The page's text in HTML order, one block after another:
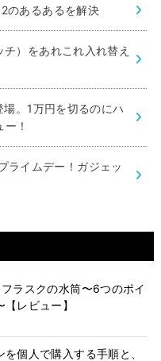
のあるあるを解決
）をあれこれ入れ替え
。1万円を切るのにハ
！
ライムデー！ガジェッ
ラスクの水筒〜6つのポイ
レビュー】
個人で購入する手順と、